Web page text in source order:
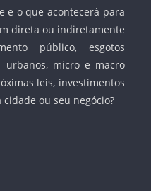
e o que acontecerá para
direta ou indiretamente
público, esgotos
urbanos, micro e macro
leis, investimentos
ou seu negócio?